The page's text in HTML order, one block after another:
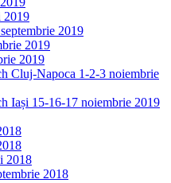
2019
2019
2019
2019
Cluj-Napoca 1-2-3 noiembrie
Iași 15-16-17 noiembrie 2019
2018
2018